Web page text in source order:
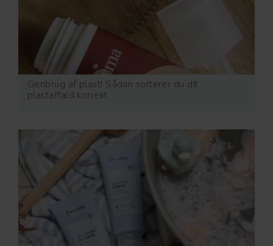
Genbrug af plast! Sådan sorterer du dit
plastaffald korrekt.